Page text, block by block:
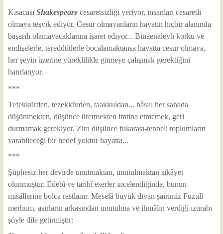
Kısacası Shakespeare cesaretsizliği yeriyor, insanları cesaretli
olmaya teşvik ediyor. Cesur olmayanların hayatın hiçbir alanında
başarılı olamayacaklarına işaret ediyor... Binaenaleyh korku ve
endişelerle, tereddütlerle bocalamaktansa hayatta cesur olmaya,
her şeyin üzerine yüreklilikle gitmeye çalışmak gerektiğini
hatırlatıyor.
***
Tefekkürden, tezekkürden, taakkuldan... hâsılı her sahada
düşünmekten, düşünce üretmekten imtina etmemek, geri
durmamak gerekiyor. Zira düşünce fukarası-tenbeli toplumların
varabileceği bir hedef yoktur hayatta...
***
Şüphesiz her devirde unutmaktan, unutulmaktan şikâyet
olunmuştur. Edebî ve tarihî eserler incelendiğinde, bunun
misâllerine bolca rastlanır. Meselâ büyük divan şairimiz Fuzulî
merhum, asırların arkasından unutulma ve ihmâlin verdiği ıztırabı
şöyle dile getirmiştir: